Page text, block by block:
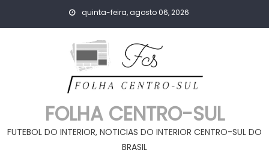
quinta-feira, agosto 06, 2026
FOLHA CENTRO-SUL
FUTEBOL DO INTERIOR, NOTICIAS DO INTERIOR CENTRO-SUL DO
BRASIL